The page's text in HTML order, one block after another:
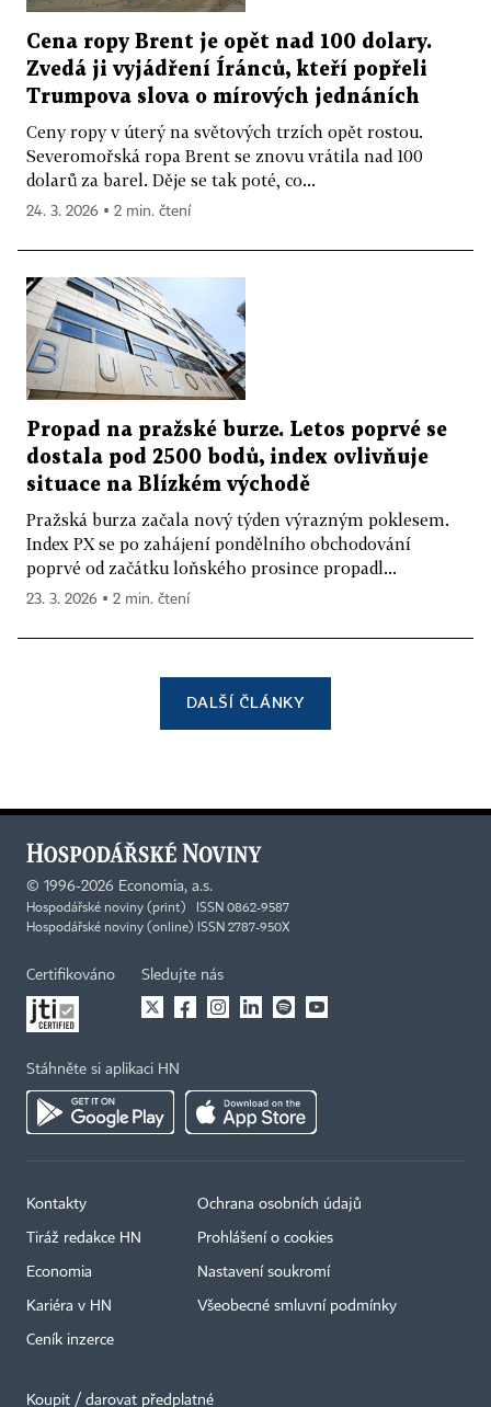
Cena ropy Brent je opět nad 100 dolary.
Zvedá ji vyjádření Íránců, kteří popřeli
Trumpova slova o mírových jednáních
Ceny ropy v úterý na světových trzích opět rostou.
Severomořská ropa Brent se znovu vrátila nad 100
dolarů za barel. Děje se tak poté, co...
24. 3. 2026 ▪ 2 min. čtení
Propad na pražské burze. Letos poprvé se
dostala pod 2500 bodů, index ovlivňuje
situace na Blízkém východě
Pražská burza začala nový týden výrazným poklesem.
Index PX se po zahájení pondělního obchodování
poprvé od začátku loňského prosince propadl...
23. 3. 2026 ▪ 2 min. čtení
DALŠÍ ČLÁNKY
© 1996-2026 Economia, a.s.
Hospodářské noviny (print) ISSN 0862-9587
Hospodářské noviny (online) ISSN 2787-950X
Certifikováno Sledujte nás
Stáhněte si aplikaci HN
Kontakty
Tiráž redakce HN
Economia
Kariéra v HN
Ceník inzerce
Ochrana osobních údajů
Prohlášení o cookies
Nastavení soukromí
Všeobecné smluvní podmínky
Koupit / darovat předplatné